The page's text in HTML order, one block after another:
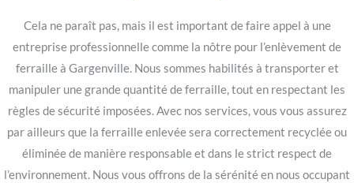
Cela ne paraît pas, mais il est important de faire appel à une
entreprise professionnelle comme la nôtre pour l’enlèvement de
ferraille à Gargenville. Nous sommes habilités à transporter et
manipuler une grande quantité de ferraille, tout en respectant les
règles de sécurité imposées. Avec nos services, vous vous assurez
par ailleurs que la ferraille enlevée sera correctement recyclée ou
éliminée de manière responsable et dans le strict respect de
l’environnement. Nous vous offrons de la sérénité en nous occupant